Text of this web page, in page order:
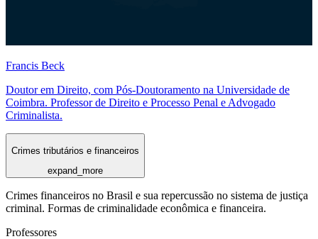
Francis Beck
Doutor em Direito, com Pós-Doutoramento na Universidade de
Coimbra. Professor de Direito e Processo Penal e Advogado
Criminalista.
Crimes tributários e financeiros
expand_more
Crimes financeiros no Brasil e sua repercussão no sistema de justiça
criminal. Formas de criminalidade econômica e financeira.
Professores